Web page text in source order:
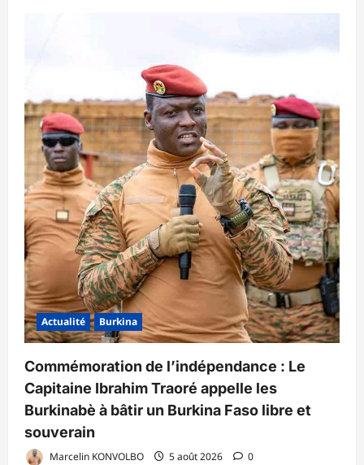
Actualité Burkina
Commémoration de l’indépendance : Le
Capitaine Ibrahim Traoré appelle les
Burkinabè à bâtir un Burkina Faso libre et
souverain
Marcelin KONVOLBO 5 août 2026 0